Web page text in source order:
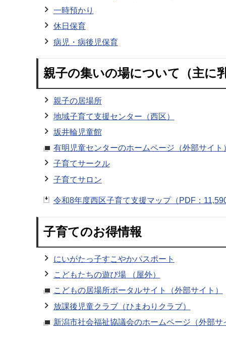
一時預かり
休日保育
病児・病後児保育
親子の集いの場について（主に
親子の居場所
地域子育て支援センター（西区）
坂井輪児童館
有明児童センターのホームページ（外部サイト
子育てサークル
子育てサロン
令和8年度西区子育て支援マップ（PDF：
子育てのお得情報
にいがたっ子すこやかパスポート
こどもたちの遊び場 （屋外）
こどもの居場所ポータルサイト（外部サイト）
放課後児童クラブ（ひまわりクラブ）
新潟市社会福祉協議会のホームページ（外部サ